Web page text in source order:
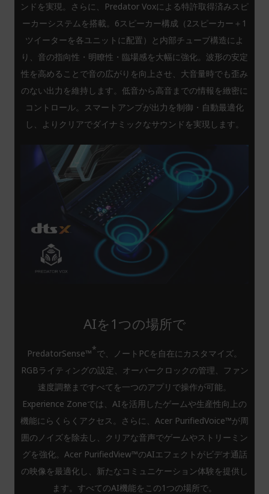
ンドを実現。さらに、Predator Voxによる特許取得済みスピ
ーカーシステムを搭載。6スピーカー構成（2スピーカー＋1
ツイーターを各ユニットに配置）と内部チューブ構造によ
り、音の指向性・明瞭性・臨場感を大幅に強化。波形の安定
性を高めることで音の広がりを向上させ、大音量時でも歪み
のない出力を維持します。低音から高音までの情報を緻密に
コントロール。スマートアンプが出力を制御・自動最適化
し、よりクリアでダイナミックなサウンドを実現します。
AIを1つの場所で
PredatorSense™*で、ノートPCを自在にカスタマイズ。
RGBライティングの設定、オーバークロックの管理、ファン
速度調整まですべてを一つのアプリで操作が可能。
Experience Zoneでは、AIを活用したゲームや生産性向上の
機能にらくらくアクセス。さらに、Acer PurifiedVoice™が周
囲のノイズを除去し、クリアな音声でゲームやストリーミン
グを強化。Acer PurifiedView™のAIエフェクトがビデオ通話
の映像を最適化し、新たなコミュニケーション体験を提供し
ます。すべてのAI機能をこの1つの場所で。